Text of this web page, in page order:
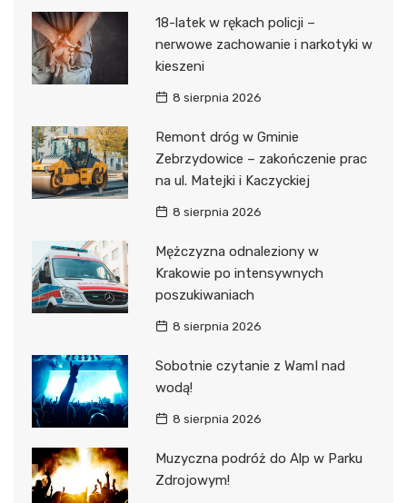
18-latek w rękach policji –
nerwowe zachowanie i narkotyki w
kieszeni
8 sierpnia 2026
Remont dróg w Gminie
Zebrzydowice – zakończenie prac
na ul. Matejki i Kaczyckiej
8 sierpnia 2026
Mężczyzna odnaleziony w
Krakowie po intensywnych
poszukiwaniach
8 sierpnia 2026
Sobotnie czytanie z WamI nad
wodą!
8 sierpnia 2026
Muzyczna podróż do Alp w Parku
Zdrojowym!